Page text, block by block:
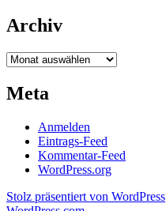
Archiv
Archiv
Meta
Anmelden
Eintrags-Feed
Kommentar-Feed
WordPress.org
Stolz präsentiert von WordPress